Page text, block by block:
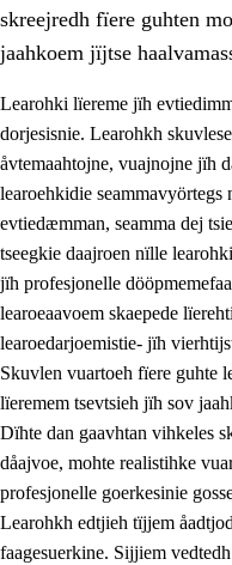
3. Prinsihph skuvlen
3.1 Feerhmeles
3.2 Ööhpehtimmie jïh
3.3 Gåetie jïh skuvle
3.4 Lïerehtimmie
3.5
skreejredh fïere guhten
jaahkoem jïjtse
Learohki lïereme jïh
dorjesisnie. Learohkh
åvtemaahtojne, vuajnojne jïh
learoehkidie seammavyörtegs
evtiedæmman, seamma dej
tseegkie daajroen nïlle
jïh profesjonelle
learoeaavoem skaepede
learoedarjoemistie- jïh
Skuvlen vuartoeh fïere guhte
lïeremem tsevtsieh jïh sov
Dïhte dan gaavhtan vihkeles
dåajvoe, mohte realistihke
profesjonelle goerkesinie
Learohkh edtjieh tïjjem
faagesuerkine. Sijjiem